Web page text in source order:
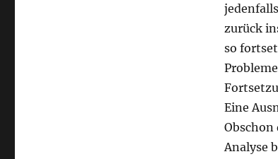
zurück
so
Eine
Analyse